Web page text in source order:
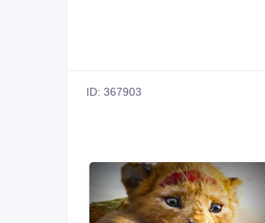
ID: 367903